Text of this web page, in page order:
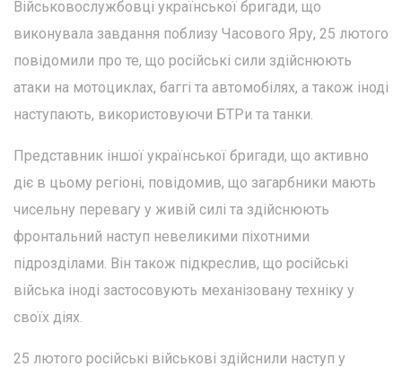
Військовослужбовці української бригади, що
виконувала завдання поблизу Часового Яру, 25 лютого
повідомили про те, що російські сили здійснюють
атаки на мотоциклах, баггі та автомобілях, а також іноді
наступають, використовуючи БТРи та танки.
Представник іншої української бригади, що активно
діє в цьому регіоні, повідомив, що загарбники мають
чисельну перевагу у живій силі та здійснюють
фронтальний наступ невеликими піхотними
підрозділами. Він також підкреслив, що російські
війська іноді застосовують механізовану техніку у
своїх діях.
25 лютого російські військові здійснили наступ у